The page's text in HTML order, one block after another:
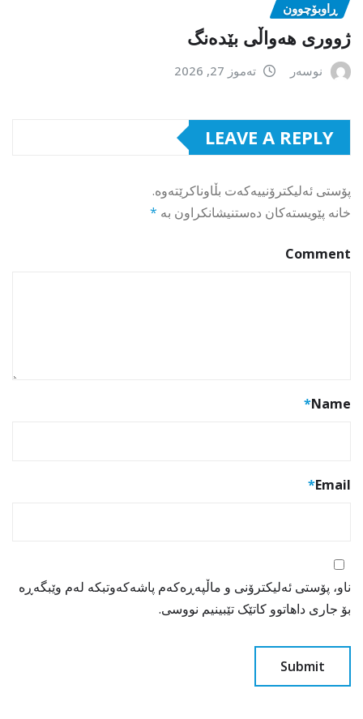
ڕاوبۆچوون
ژووری هەواڵی بێدەنگ
نوسەر تەموز 27, 2026
LEAVE A REPLY
پۆستی ئەلیکترۆنییەکەت بڵاوناکرێتەوە.
خانە پێویستەکان دەستنیشانکراون بە *
Comment
Name
*
Email
*
ناو، پۆستی ئەلیکترۆنی و ماڵپەڕەکەم پاشەکەوتبکە لەم وێبگەڕە
بۆ جاری داهاتوو کاتێک تێبینیم نووسی.